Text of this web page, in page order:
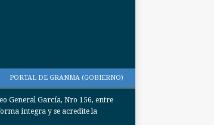
PORTAL DE GRANMA (GOBIERNO)
General García, Nro 156, entre
íntegra y se acredite la